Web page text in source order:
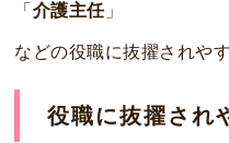
「 介護主任」
などの役職に抜擢されや
役職に抜擢され